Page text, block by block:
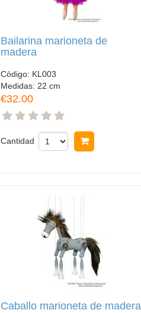
Bailarina marioneta de
madera
Código: KL003
Medidas: 22 cm
€32.00
Cantidad
Caballo marioneta de madera